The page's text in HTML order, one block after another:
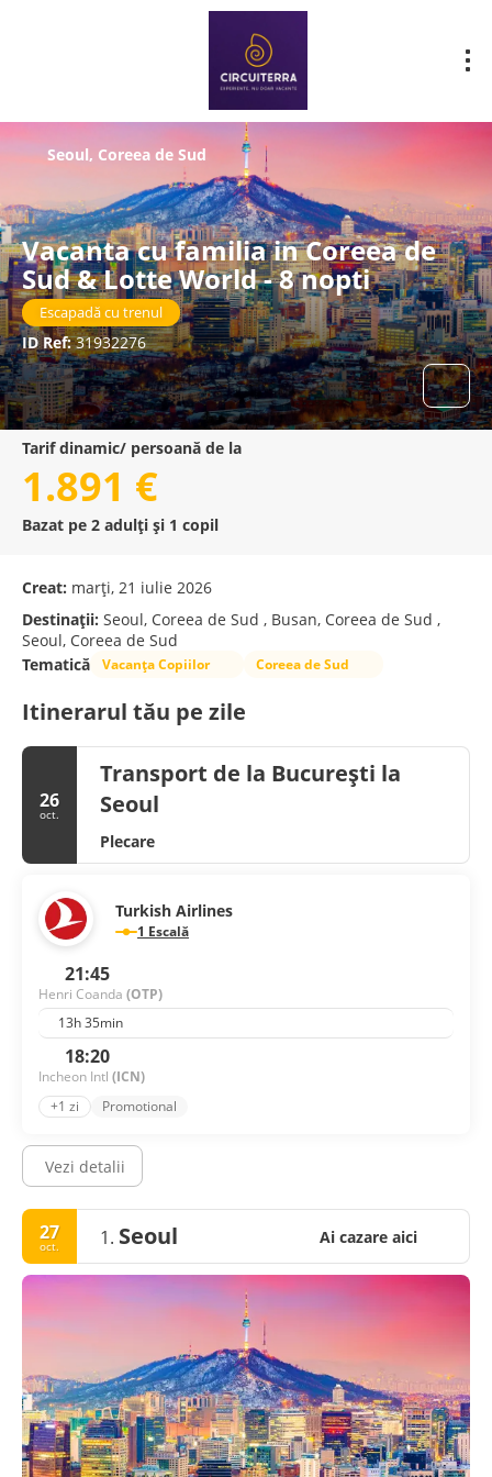
Vacanta cu familia in Coreea de
Sud & Lotte World - 8 nopti
Escapadă cu trenul
ID Ref:31932276
Seoul, Coreea de Sud
Tarif dinamic/ persoană de la
1.891 €
Bazat pe 2 adulți și 1 copil
Creat: marți, 21 iulie 2026
Destinații: Seoul, Coreea de Sud , Busan, Coreea de Sud ,
Seoul, Coreea de Sud
Tematică
Vacanța Copiilor Coreea de Sud
Itinerarul tău pe zile
26
oct.
Transport de la București la
Seoul
Plecare
Turkish Airlines
1 Escală
21:45
Henri Coanda (OTP)
13h 35min
18:20
Incheon Intl (ICN)
+1 zi
Promotional
Vezi detalii
27
oct. 1. Seoul Ai cazare aici